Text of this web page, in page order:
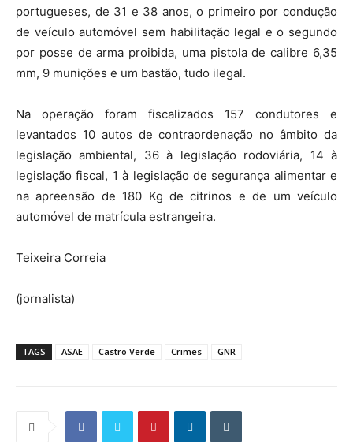
portugueses, de 31 e 38 anos, o primeiro por condução
de veículo automóvel sem habilitação legal e o segundo
por posse de arma proibida, uma pistola de calibre 6,35
mm, 9 munições e um bastão, tudo ilegal.
Na operação foram fiscalizados 157 condutores e
levantados 10 autos de contraordenação no âmbito da
legislação ambiental, 36 à legislação rodoviária, 14 à
legislação fiscal, 1 à legislação de segurança alimentar e
na apreensão de 180 Kg de citrinos e de um veículo
automóvel de matrícula estrangeira.
Teixeira Correia
(jornalista)
TAGS ASAE Castro Verde Crimes GNR